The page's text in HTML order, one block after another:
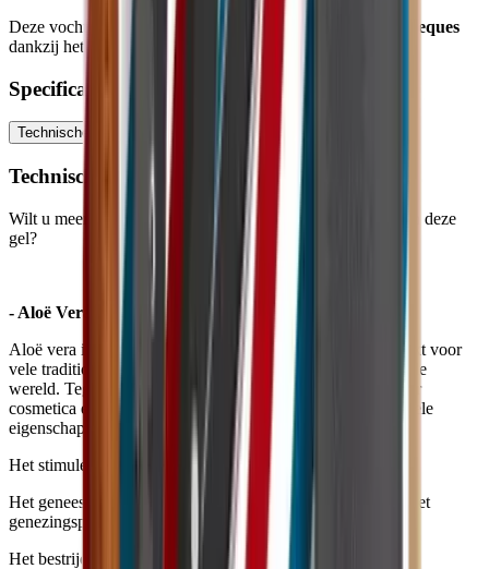
Deze vochtinbrengende gel kan worden gekocht met
ecocheques
dankzij het
COSMEBIO label.
Specificaties
Technische informatie Ingrediënten Gebruiksadvies
Technische informatie
Wilt u meer weten over de voordelen van de ingrediënten in deze
gel?
- Aloë Vera
Aloë vera is een plant die al sinds de oudheid wordt gebruikt voor
vele traditionele geneesmiddelen in de warmere delen van de
wereld. Tegenwoordig gebruiken we deze plant vooral voor
cosmetica en dranken. In de cosmetologie heeft aloë vera vele
eigenschappen:
Het stimuleert de aanmaak van collageen.
Het geneest door het ontstekingsproces te verminderen en het
genezingsproces te versnellen.
Het bestrijdt huidveroudering.